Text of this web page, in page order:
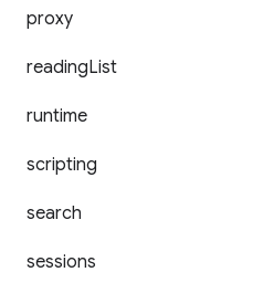
proxy
readingList
runtime
scripting
search
sessions